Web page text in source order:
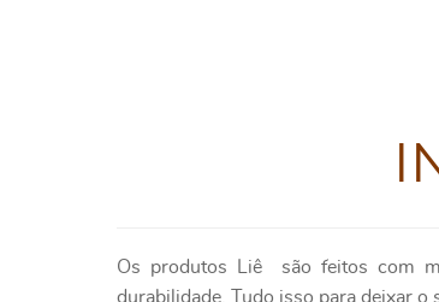
Os produtos Liê
são feitos com
durabilidade. Tudo isso para deixar o